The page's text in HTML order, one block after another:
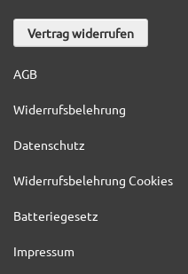
Vertrag widerrufen
AGB
Widerrufsbelehrung
Datenschutz
Widerrufsbelehrung Cookies
Batteriegesetz
Impressum